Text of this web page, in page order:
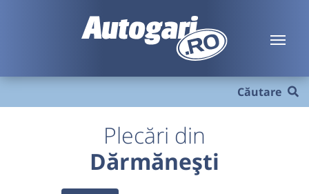
Căutare
Plecări din
Dărmănești